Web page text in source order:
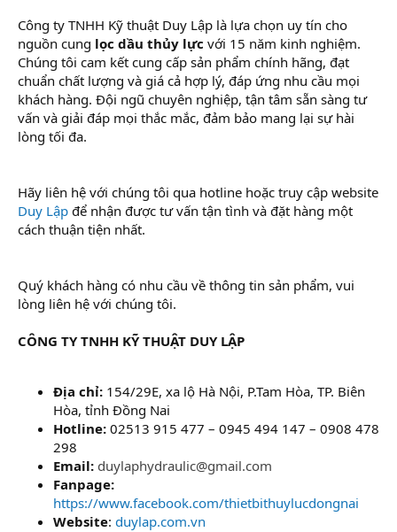
Công ty TNHH Kỹ thuật Duy Lập là lựa chọn uy tín cho
nguồn cung lọc dầu thủy lực với 15 năm kinh nghiệm.
Chúng tôi cam kết cung cấp sản phẩm chính hãng, đạt
chuẩn chất lượng và giá cả hợp lý, đáp ứng nhu cầu mọi
khách hàng. Đội ngũ chuyên nghiệp, tận tâm sẵn sàng tư
vấn và giải đáp mọi thắc mắc, đảm bảo mang lại sự hài
lòng tối đa.
Hãy liên hệ với chúng tôi qua hotline hoặc truy cập website
Duy Lập để nhận được tư vấn tận tình và đặt hàng một
cách thuận tiện nhất.
Quý khách hàng có nhu cầu về thông tin sản phẩm, vui
lòng liên hệ với chúng tôi.
CÔNG TY TNHH KỸ THUẬT DUY LẬP
Địa chỉ: 154/29E, xa lộ Hà Nội, P.Tam Hòa, TP. Biên
Hòa, tỉnh Đồng Nai
Hotline: 02513 915 477 – 0945 494 147 – 0908 478
298
Email: duylaphydraulic@gmail.com
Fanpage:
https://www.facebook.com/thietbithuylucdongnai
Website: duylap.com.vn